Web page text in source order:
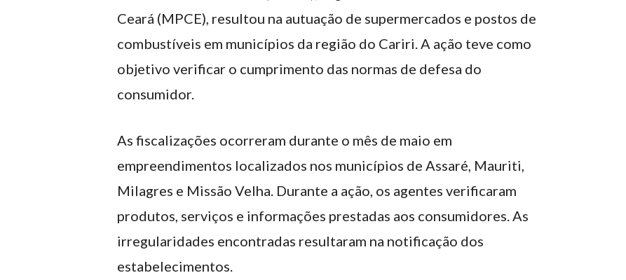
Ceará (MPCE), resultou na autuação de supermercados e postos de
combustíveis em municípios da região do Cariri. A ação teve como
objetivo verificar o cumprimento das normas de defesa do
consumidor.
As fiscalizações ocorreram durante o mês de maio em
empreendimentos localizados nos municípios de Assaré, Mauriti,
Milagres e Missão Velha. Durante a ação, os agentes verificaram
produtos, serviços e informações prestadas aos consumidores. As
irregularidades encontradas resultaram na notificação dos
estabelecimentos.